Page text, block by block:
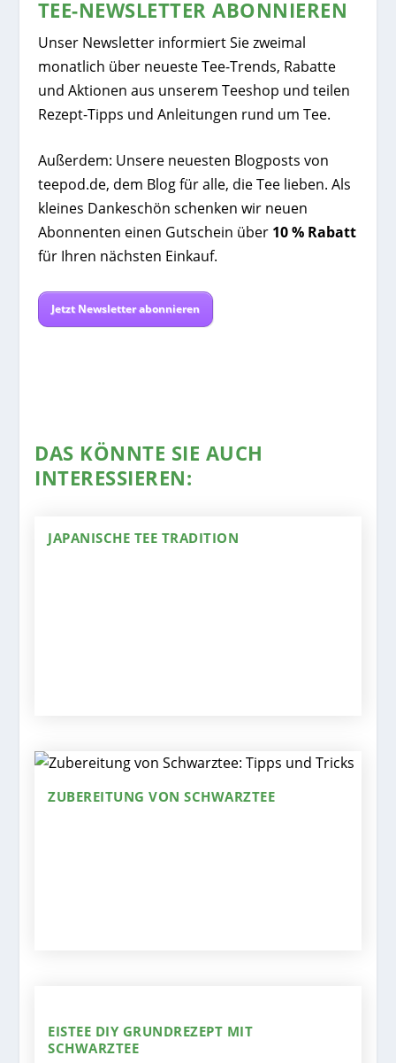
TEE-NEWSLETTER ABONNIEREN
Unser Newsletter informiert Sie zweimal
monatlich über neueste Tee-Trends, Rabatte
und Aktionen aus unserem Teeshop und teilen
Rezept-Tipps und Anleitungen rund um Tee.
Außerdem: Unsere neuesten Blogposts von
teepod.de, dem Blog für alle, die Tee lieben. Als
kleines Dankeschön schenken wir neuen
Abonnenten einen Gutschein über 10 % Rabatt
für Ihren nächsten Einkauf.
Jetzt Newsletter abonnieren
DAS KÖNNTE SIE AUCH
INTERESSIEREN:
JAPANISCHE TEE TRADITION
ZUBEREITUNG VON SCHWARZTEE
EISTEE DIY GRUNDREZEPT MIT
SCHWARZTEE